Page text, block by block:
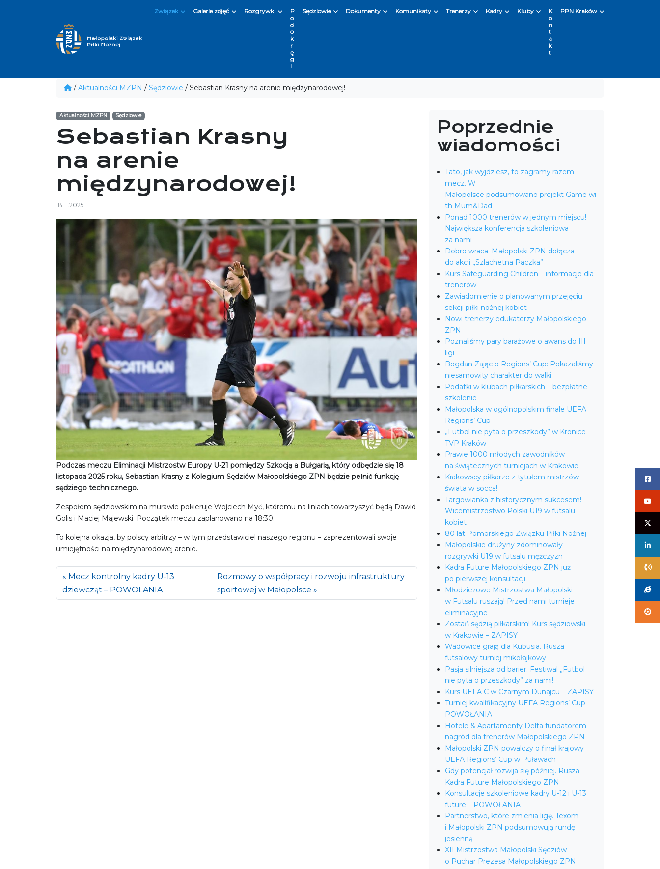
Związek Galerie zdjęć Rozgrywki
P
o
d
o
k
r
ę
g
i
Sędziowie Dokumenty Komunikaty Trenerzy Kadry Kluby
K
o
n
t
a
k
t
PPN Kraków
/ Aktualności MZPN / Sędziowie / Sebastian Krasny na arenie międzynarodowej!
Aktualności MZPN Sędziowie
Sebastian Krasny
na arenie
międzynarodowej!
18.11.2025
Podczas meczu Eliminacji Mistrzostw Europy U-21 pomiędzy Szkocją a Bułgarią, który odbędzie się 18
listopada 2025 roku, Sebastian Krasny z Kolegium Sędziów Małopolskiego ZPN będzie pełnić funkcję
sędziego technicznego.
Zespołem sędziowskim na murawie pokieruje Wojciech Myć, któremu na liniach towarzyszyć będą Dawid
Golis i Maciej Majewski. Początek meczu zaplanowano na 18:30.
To kolejna okazja, by polscy arbitrzy – w tym przedstawiciel naszego regionu – zaprezentowali swoje
umiejętności na międzynarodowej arenie.
Mecz kontrolny kadry U-13
dziewcząt – POWOŁANIA
Rozmowy o współpracy i rozwoju infrastruktury
sportowej w Małopolsce
Poprzednie
wiadomości
Tato, jak wyjdziesz, to zagramy razem
mecz. W
Małopolsce podsumowano projekt Game wi
th Mum&Dad
Ponad 1000 trenerów w jednym miejscu!
Największa konferencja szkoleniowa
za nami
Dobro wraca. Małopolski ZPN dołącza
do akcji „Szlachetna Paczka”
Kurs Safeguarding Children – informacje dla
trenerów
Zawiadomienie o planowanym przejęciu
sekcji piłki nożnej kobiet
Nowi trenerzy edukatorzy Małopolskiego
ZPN
Poznaliśmy pary barażowe o awans do III
ligi
Bogdan Zając o Regions’ Cup: Pokazaliśmy
niesamowity charakter do walki
Podatki w klubach piłkarskich – bezpłatne
szkolenie
Małopolska w ogólnopolskim finale UEFA
Regions’ Cup
„Futbol nie pyta o przeszkody” w Kronice
TVP Kraków
Prawie 1000 młodych zawodników
na świątecznych turniejach w Krakowie
Krakowscy piłkarze z tytułem mistrzów
świata w socca!
Targowianka z historycznym sukcesem!
Wicemistrzostwo Polski U19 w futsalu
kobiet
80 lat Pomorskiego Związku Piłki Nożnej
Małopolskie drużyny zdominowały
rozgrywki U19 w futsalu mężczyzn
Kadra Future Małopolskiego ZPN już
po pierwszej konsultacji
Młodzieżowe Mistrzostwa Małopolski
w Futsalu ruszają! Przed nami turnieje
eliminacyjne
Zostań sędzią piłkarskim! Kurs sędziowski
w Krakowie – ZAPISY
Wadowice grają dla Kubusia. Rusza
futsalowy turniej mikołajkowy
Pasja silniejsza od barier. Festiwal „Futbol
nie pyta o przeszkody” za nami!
Kurs UEFA C w Czarnym Dunajcu – ZAPISY
Turniej kwalifikacyjny UEFA Regions’ Cup –
POWOŁANIA
Hotele & Apartamenty Delta fundatorem
nagród dla trenerów Małopolskiego ZPN
Małopolski ZPN powalczy o finał krajowy
UEFA Regions’ Cup w Puławach
Gdy potencjał rozwija się później. Rusza
Kadra Future Małopolskiego ZPN
Konsultacje szkoleniowe kadry U-12 i U-13
future – POWOŁANIA
Partnerstwo, które zmienia ligę. Texom
i Małopolski ZPN podsumowują rundę
jesienną
XII Mistrzostwa Małopolski Sędziów
o Puchar Prezesa Małopolskiego ZPN